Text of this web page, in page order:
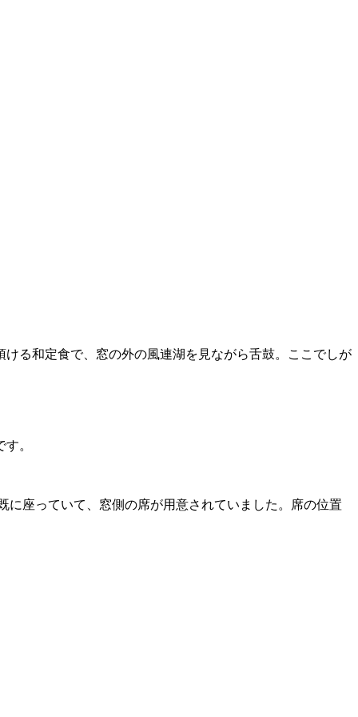
る和定食で、窓の外の風連湖を見ながら舌鼓。ここでしが
。
座っていて、窓側の席が用意されていました。席の位置